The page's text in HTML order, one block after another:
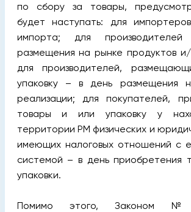
по сбору за товары,
будет наступать: для
импорта; для
размещения на рынке продуктов
для производителей,
упаковку – в день размещения
реализации; для покупателей,
товары и или упаковку у
территории РМ физических и
имеющих налоговых отношений с
системой – в день приобретения
упаковки.
Помимо этого, Законом